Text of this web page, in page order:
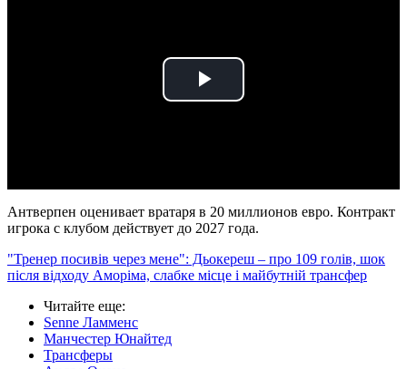
Play
Антверпен оценивает вратаря в 20 миллионов евро. Контракт
игрока с клубом действует до 2027 года.
"Тренер посивів через мене": Дьокереш – про 109 голів, шок
після відходу Аморіма, слабке місце і майбутній трансфер
Читайте еще:
Senne Ламменс
Манчестер Юнайтед
Трансферы